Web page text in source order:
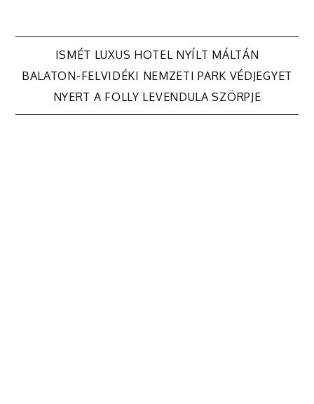
Bejegyzés
navigáció
ISMÉT LUXUS HOTEL NYÍLT MÁLTÁN
BALATON-FELVIDÉKI NEMZETI PARK VÉDJEGYET
NYERT A FOLLY LEVENDULA SZÖRPJE